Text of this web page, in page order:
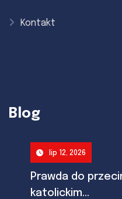
Kontakt
Blog
lip 12, 2026
Prawda do
katolickim...